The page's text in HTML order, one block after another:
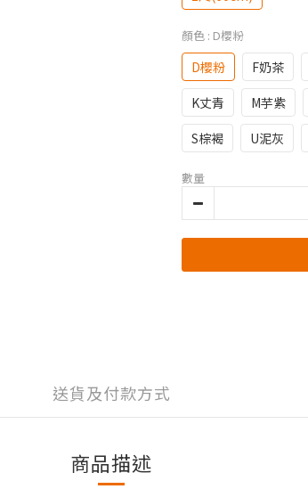
顏色 : D櫻粉
D櫻粉 F奶茶
K丈青
M芋紫
S棕褐
U泥灰
數量
送貨及付款方式
商品描述